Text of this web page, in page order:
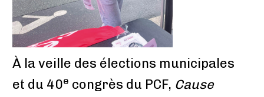
À la veille des élections municipales
et du 40e congrès du PCF, Cause